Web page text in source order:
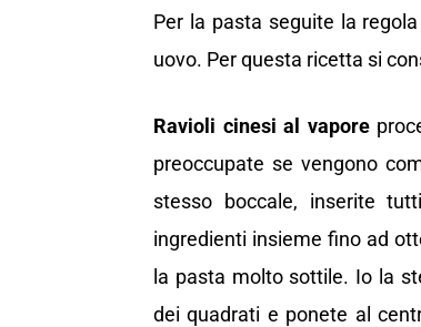
Per la pasta seguite la
uovo. Per questa ricetta si
Ravioli cinesi al vapore
preoccupate se vengono
stesso boccale, inserite
ingredienti insieme fino ad
la pasta molto sottile. Io la
dei quadrati e ponete al